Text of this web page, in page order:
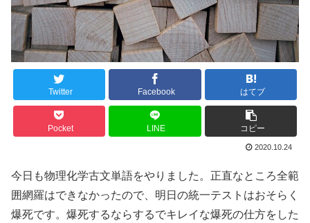
Twitter Facebook はてブ
Pocket LINE コピー
2020.10.24
今日も物理化学古文単語をやりました。正直なところ全範
囲網羅はできなかったので、明日の統一テストはおそらく
爆死です。爆死するならするでキレイな爆死の仕方をした